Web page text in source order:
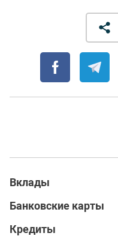
Вклады
Банковские карты
Кредиты